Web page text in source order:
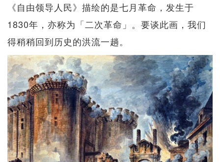
《自由领导人民》描绘的是七月革命，发生于
1830年，亦称为「二次革命」。要谈此画，我们
得稍稍回到历史的洪流一趟。